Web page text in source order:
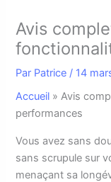
Avis
Par Patrice / 14
Accueil »Avis
performances
Vous avez sans
sans scrupule sur
menaçant sa